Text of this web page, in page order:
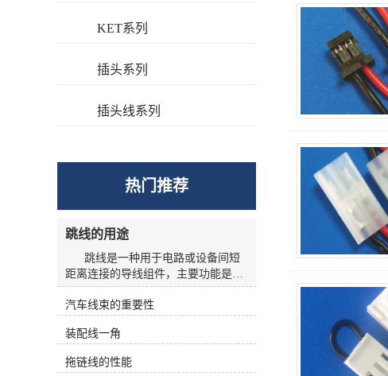
KET系列
插头系列
插头线系列
热门推荐
跳线的用途
跳线是一种用于电路或设备间短
距离连接的导线组件，主要功能是实
现信号或电力的快速导通与线路切
换，广泛应用于电子电路调试、通信
其结构通常由导体（多为镀锡铜丝，
确保导电性能）、绝缘外皮（常见
PVC材质，起绝缘保护作用）及两端
汽车线束的重要性
装配线一角
拖链线的性能